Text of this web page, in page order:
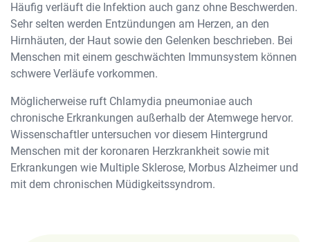
Häufig verläuft die Infektion auch ganz ohne Beschwerden.
Sehr selten werden Entzündungen am Herzen, an den
Hirnhäuten, der Haut sowie den Gelenken beschrieben. Bei
Menschen mit einem geschwächten Immunsystem können
schwere Verläufe vorkommen.
Möglicherweise ruft Chlamydia pneumoniae auch
chronische Erkrankungen außerhalb der Atemwege hervor.
Wissenschaftler untersuchen vor diesem Hintergrund
Menschen mit der koronaren Herzkrankheit sowie mit
Erkrankungen wie Multiple Sklerose, Morbus Alzheimer und
mit dem chronischen Müdigkeitssyndrom.